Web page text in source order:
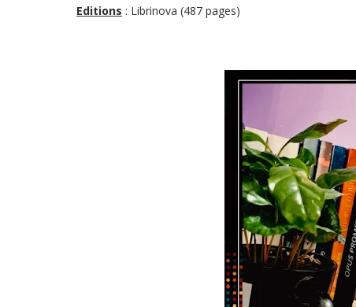
Editions : Librinova (487 pages)